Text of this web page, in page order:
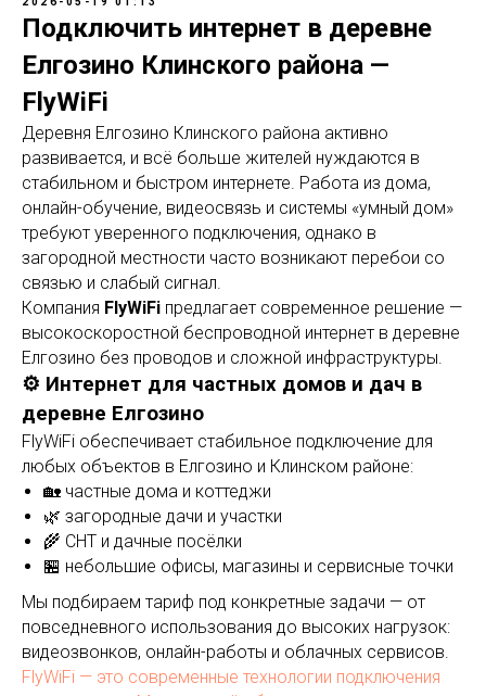
Подключить интернет в деревне
Елгозино Клинского района —
FlyWiFi
Деревня Елгозино Клинского района активно
развивается, и всё больше жителей нуждаются в
стабильном и быстром интернете. Работа из дома,
онлайн-обучение, видеосвязь и системы «умный дом»
требуют уверенного подключения, однако в
загородной местности часто возникают перебои со
связью и слабый сигнал.
Компания FlyWiFi предлагает современное решение —
высокоскоростной беспроводной интернет в деревне
Елгозино без проводов и сложной инфраструктуры.
⚙️ Интернет для частных домов и дач в
деревне Елгозино
FlyWiFi обеспечивает стабильное подключение для
любых объектов в Елгозино и Клинском районе:
🏡 частные дома и коттеджи
🌿 загородные дачи и участки
🌾 СНТ и дачные посёлки
🏪 небольшие офисы, магазины и сервисные точки
Мы подбираем тариф под конкретные задачи — от
повседневного использования до высоких нагрузок:
видеозвонков, онлайн-работы и облачных сервисов.
FlyWiFi — это современные технологии подключения